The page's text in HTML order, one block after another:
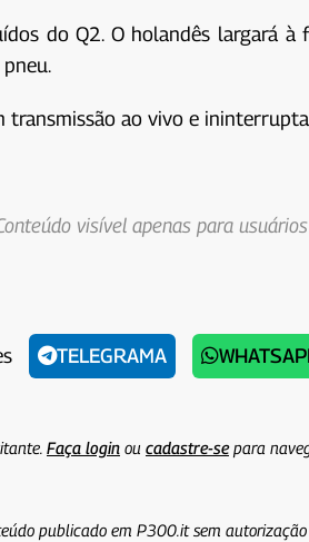
do Q2. O holandês largará
transmissão ao vivo e
visível apenas para
TELEGRAMA
Faça loginou cadastre-separa
publicado em P300.it sem